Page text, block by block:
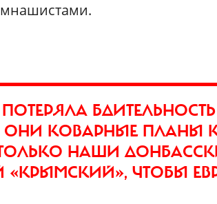
БДИТЕЛЬНОСТЬ
КОВАРНЫЕ ПЛАНЫ
НАШИ
ЧТОБЫ